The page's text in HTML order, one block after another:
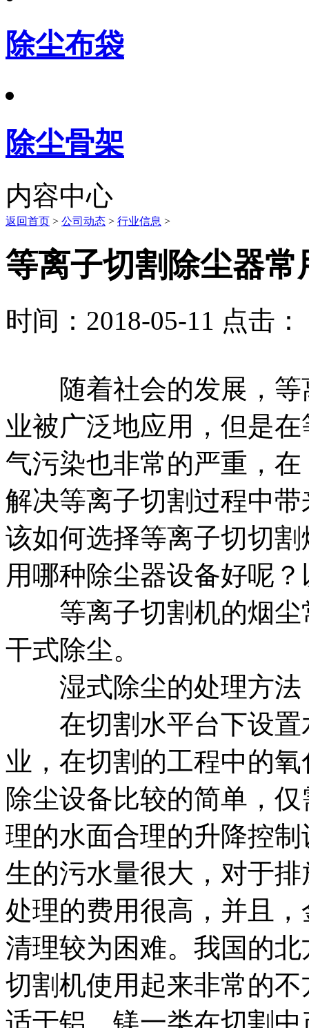
除尘布袋
除尘骨架
内容中心
返回首页 > 公司动态 > 行业信息 >
等离子切割除尘器常
时间：2018-05-11 点击：
随着社会的发展，等
业被广泛地应用，但是
气污染也非常的严重，
解决等离子切割过程中
该如何选择等离子切切
用哪种除尘器设备好呢
等离子切割机的烟尘
干式除尘。
湿式除尘的处理方法
在切割水平台下设置
业，在切割的工程中的
除尘设备比较的简单，
理的水面合理的升降控
生的污水量很大，对于
处理的费用很高，并且
清理较为困难。我国的
切割机使用起来非常的
适于铝、镁一类在切割